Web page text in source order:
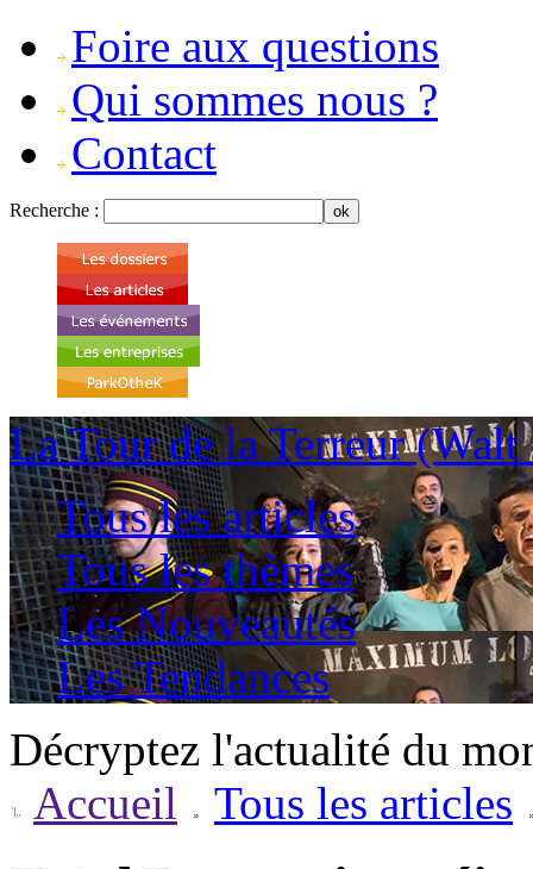
Foire aux questions
Qui sommes nous ?
Contact
Recherche :
La Tour de la Terreur
Tous les articles
Tous les thèmes
Les Nouveautés
Les Tendances
Décryptez l'actualité du
Accueil
Tous les articles